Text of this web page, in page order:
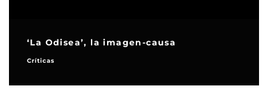
‘La Odisea’, la imagen-causa
Críticas